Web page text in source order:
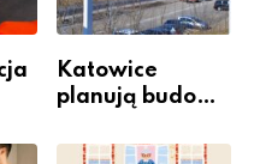
Katowice
planują budowę
przesiadkoweg